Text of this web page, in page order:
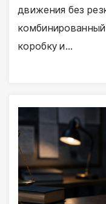
движения без
коробку и…